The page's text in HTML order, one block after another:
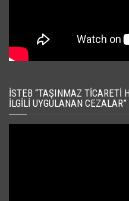
İSTEB “TAŞINMAZ TICARETI
İLGILI UYGULANAN